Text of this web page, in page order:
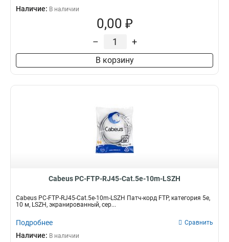
Наличие: В наличии
0,00 ₽
– +
В корзину
Cabeus PC-FTP-RJ45-Cat.5e-10m-LSZH
Cabeus PC-FTP-RJ45-Cat.5e-10m-LSZH Патч-корд FTP, категория 5е,
10 м, LSZH, экранированный, сер...
Подробнее Сравнить
Наличие: В наличии